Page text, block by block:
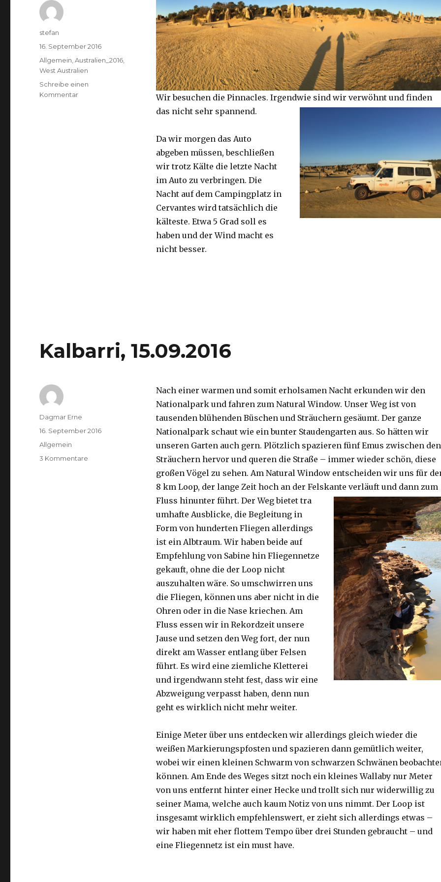
Wir besuchen die Pinnacles. Irgendwie sind wir verwöhnt und finden
das nicht sehr spannend.
Da wir morgen das Auto
abgeben müssen, beschließen
wir trotz Kälte die letzte Nacht
im Auto zu verbringen. Die
Nacht auf dem Campingplatz in
Cervantes wird tatsächlich die
kälteste. Etwa 5 Grad soll es
haben und der Wind macht es
nicht besser.
Autor
stefan
Veröffentlicht
am
16. September 2016
Kategorien
Allgemein,Australien_2016,
West Australien
Schreibe einen
Kommentarzu
Kalbarri, 15.09.2016
Nach einer warmen und somit erholsamen Nacht erkunden wir den
Nationalpark und fahren zum Natural Window. Unser Weg ist von
tausenden blühenden Büschen und Sträuchern gesäumt. Der ganze
Nationalpark schaut wie ein bunter Staudengarten aus. So hätten wir
unseren Garten auch gern. Plötzlich spazieren fünf Emus zwischen den
Sträuchern hervor und queren die Straße – immer wieder schön, diese
großen Vögel zu sehen. Am Natural Window entscheiden wir uns für
8 km Loop, der lange Zeit hoch an der Felskante verläuft und dann zum
Fluss hinunter führt. Der Weg bietet tra
umhafte Ausblicke, die Begleitung in
Form von hunderten Fliegen allerdings
ist ein Albtraum. Wir haben beide auf
Empfehlung von Sabine hin Fliegennetze
gekauft, ohne die der Loop nicht
auszuhalten wäre. So umschwirren uns
die Fliegen, können uns aber nicht in die
Ohren oder in die Nase kriechen. Am
Fluss essen wir in Rekordzeit unsere
Jause und setzen den Weg fort, der nun
direkt am Wasser entlang über Felsen
führt. Es wird eine ziemliche Kletterei
und irgendwann steht fest, dass wir eine
Abzweigung verpasst haben, denn nun
geht es wirklich nicht mehr weiter.
Einige Meter über uns entdecken wir allerdings gleich wieder die
weißen Markierungspfosten und spazieren dann gemütlich weiter,
wobei wir einen kleinen Schwarm von schwarzen Schwänen
können. Am Ende des Weges sitzt noch ein kleines Wallaby nur Meter
von uns entfernt hinter einer Hecke und trollt sich nur widerwillig zu
seiner Mama, welche auch kaum Notiz von uns nimmt. Der Loop ist
insgesamt wirklich empfehlenswert, er zieht sich allerdings etwas –
wir haben mit eher flottem Tempo über drei Stunden gebraucht – und
eine Fliegennetz ist ein must have.
Autor
Dagmar Erne
Veröffentlicht
am
16. September 2016
Kategorien
Allgemein
3 Kommentare